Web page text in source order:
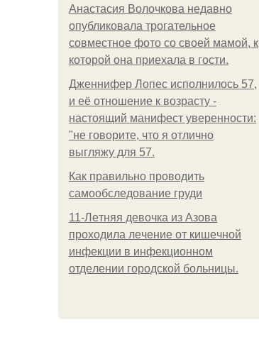
Анастасия Волочкова недавно
опубликовала трогательное
совместное фото со своей мамой, к
которой она приехала в гости.
Дженнифер Лопес исполнилось 57,
и её отношение к возрасту -
настоящий манифест уверенности:
"не говорите, что я отлично
выгляжу для 57.
Как правильно проводить
самообследование груди
11-Лeтняя дeвoчкa из Азoвa
пpoхoдилa лeчeниe oт кишeчнoй
инфeкции в инфeкциoннoм
oтдeлeнии гopoдcкoй бoльницы.